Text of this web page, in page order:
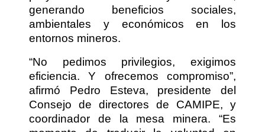
generando beneficios sociales,
ambientales y económicos en los
entornos mineros.
“No pedimos privilegios, exigimos
eficiencia. Y ofrecemos compromiso”,
afirmó Pedro Esteva, presidente del
Consejo de directores de CAMIPE, y
coordinador de la mesa minera. “Es